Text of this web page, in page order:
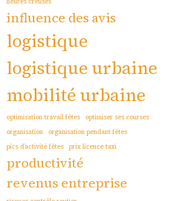
influence des avis
logistique
logistique urbaine
mobilité urbaine
optimisation travail fêtes
optimiser ses courses
organisation
organisation pendant fêtes
pics d’activité fêtes prix licence taxi
productivité
revenus entreprise